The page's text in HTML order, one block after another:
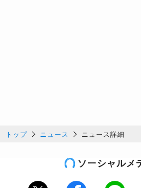
トップ ニュース ニュース詳細
ソーシャルメ